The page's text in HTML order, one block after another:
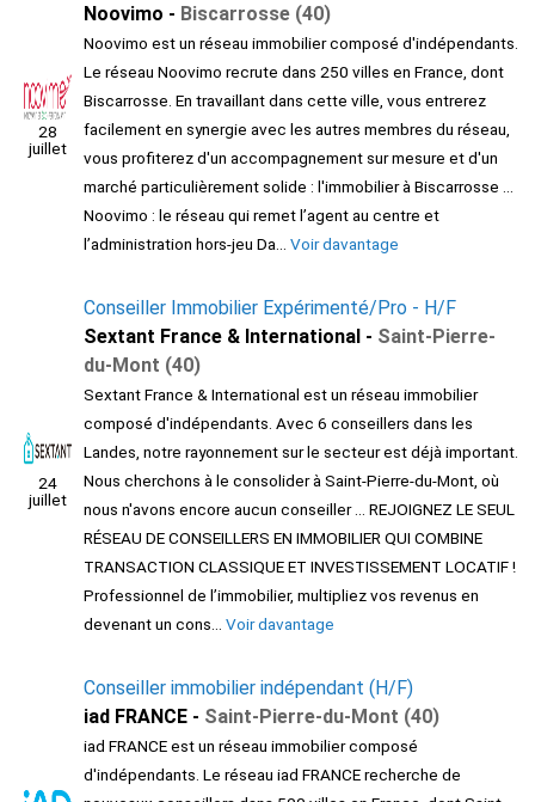
28
juillet
Noovimo - Biscarrosse (40)
Noovimo est un réseau immobilier composé d'indépendants.
Le réseau Noovimo recrute dans 250 villes en France, dont
Biscarrosse. En travaillant dans cette ville, vous entrerez
facilement en synergie avec les autres membres du réseau,
vous profiterez d'un accompagnement sur mesure et d'un
marché particulièrement solide : l'immobilier à Biscarrosse ...
Noovimo : le réseau qui remet l’agent au centre et
l’administration hors-jeu Da... Voir davantage
24
juillet
Conseiller Immobilier Expérimenté/Pro - H/F
Sextant France & International - Saint-Pierre-
du-Mont (40)
Sextant France & International est un réseau immobilier
composé d'indépendants. Avec 6 conseillers dans les
Landes, notre rayonnement sur le secteur est déjà important.
Nous cherchons à le consolider à Saint-Pierre-du-Mont, où
nous n'avons encore aucun conseiller ... REJOIGNEZ LE SEUL
RÉSEAU DE CONSEILLERS EN IMMOBILIER QUI COMBINE
TRANSACTION CLASSIQUE ET INVESTISSEMENT LOCATIF !
Professionnel de l’immobilier, multipliez vos revenus en
devenant un cons... Voir davantage
Conseiller immobilier indépendant (H/F)
iad FRANCE - Saint-Pierre-du-Mont (40)
iad FRANCE est un réseau immobilier composé
d'indépendants. Le réseau iad FRANCE recherche de